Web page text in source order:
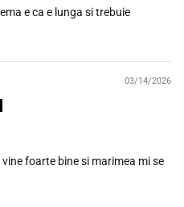
e ca e lunga si trebuie
03/14/2026
foarte bine si marimea mi se